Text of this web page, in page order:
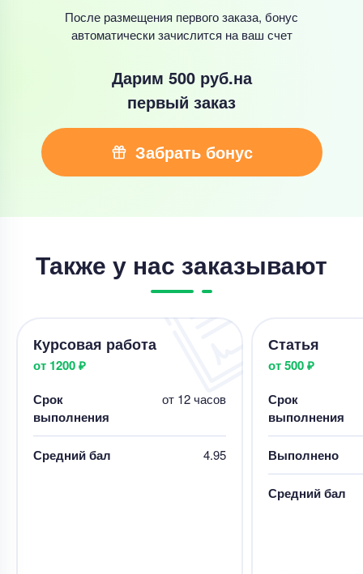
После размещения первого заказа, бонус
автоматически зачислится на ваш счет
Дарим 500 руб.на
первый заказ
Забрать бонус
Также у нас заказывают
Курсовая работа
от 1200 ₽
Срок
выполнения
от 12 часов
Средний бал 4.95
Статья
от 500 ₽
Срок
выполнения
Выполнено
Средний бал